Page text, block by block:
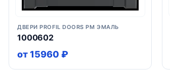
ДВЕРИ PROFIL DOORS PM ЭМАЛЬ
1000602
от 15960 ₽